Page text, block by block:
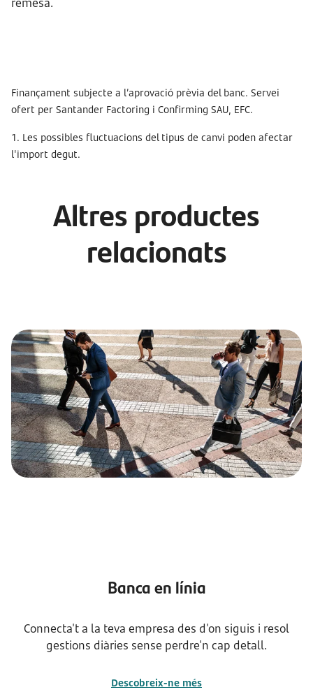
Finançament subjecte a l’aprovació prèvia del banc. Servei
ofert per Santander Factoring i Confirming SAU, EFC.
1. Les possibles fluctuacions del tipus de canvi poden afectar
l'import degut.
Altres productes
relacionats
Banca en línia
Connecta't a la teva empresa des d'on siguis i resol
gestions diàries sense perdre'n cap detall.
Descobreix-ne més